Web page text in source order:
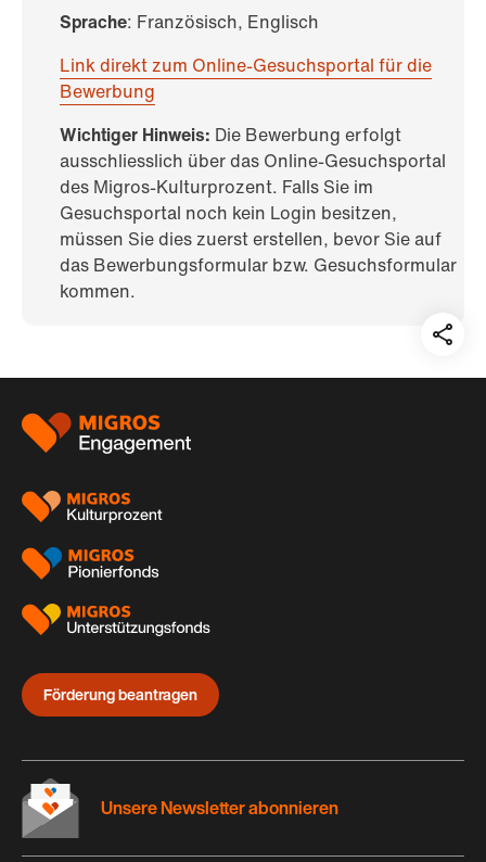
Sprache: Französisch, Englisch
Link direkt zum Online-Gesuchsportal für die
Bewerbung
Wichtiger Hinweis: Die Bewerbung erfolgt
ausschliesslich über das Online-Gesuchsportal
des Migros-Kulturprozent. Falls Sie im
Gesuchsportal noch kein Login besitzen,
müssen Sie dies zuerst erstellen, bevor Sie auf
das Bewerbungsformular bzw. Gesuchsformular
kommen.
auf:
Footer
Förderung beantragen
Unsere Newsletter abonnieren